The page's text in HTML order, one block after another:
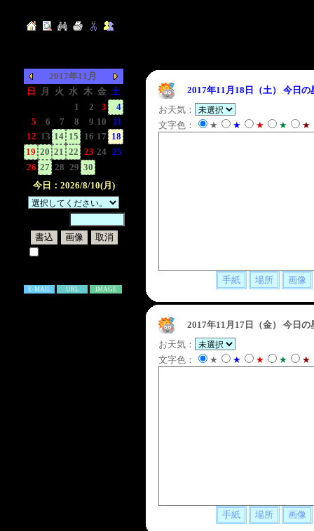
2017年11月
日
月 火 水 木 金 土
1 2 3
4
5
6 7 8 9 10
11
12 13 14 15 16 17 18
19 20 21 22 23 24 25
26 27 28 29 30
今日：2026/8/10(月)
E-MAIL URL IMAGE
2017年11月18日（土）
今日の
お天気：
文字色：
★ ★ ★ ★ ★
2017年11月17日（金）
今日の
お天気：
文字色：
★ ★ ★ ★ ★